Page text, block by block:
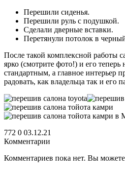
Перешили сиденья.
Перешили руль с подушкой.
Сделали дверные вставки.
Перетянули потолок в
После такой комплексной работы
ярко (смотрите фото!) и его
стандартным, а главное интерьер
радовать, как владельца так и его
772 0 03.12.21
Комментарии
Комментариев пока нет. Вы